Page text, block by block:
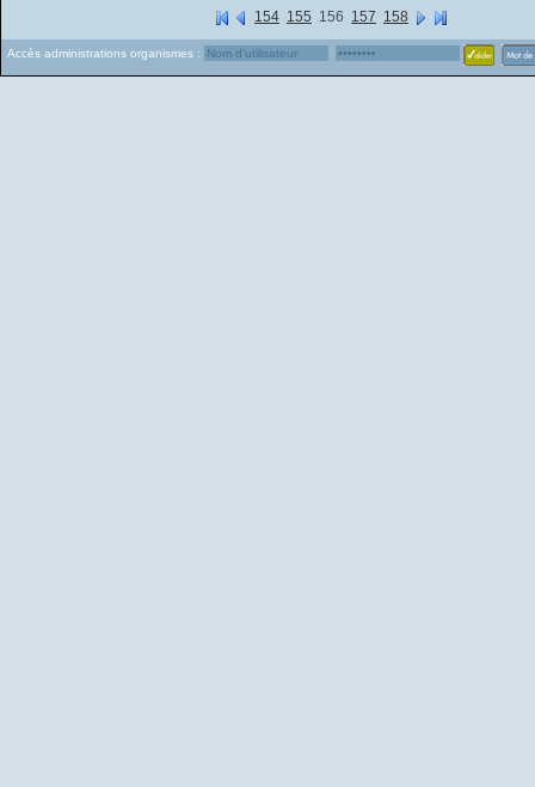
154 155 156 157 158
Accès administrations organismes :